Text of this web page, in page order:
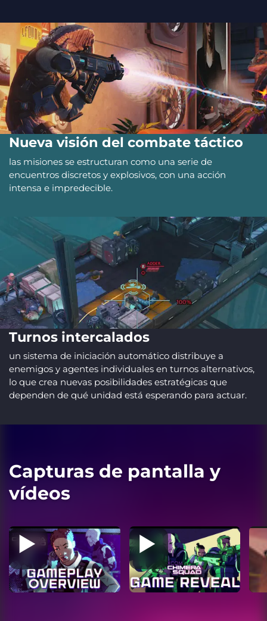
Nueva visión del combate táctico
las misiones se estructuran como una serie de
encuentros discretos y explosivos, con una acción
intensa e impredecible.
Turnos intercalados
un sistema de iniciación automático distribuye a
enemigos y agentes individuales en turnos alternativos,
lo que crea nuevas posibilidades estratégicas que
dependen de qué unidad está esperando para actuar.
Capturas de pantalla y
vídeos